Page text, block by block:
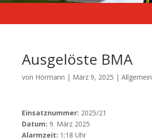
Ausgelöste BMA
von Hörmann | März 9, 2025 | Allgemein
Einsatznummer: 2025/21
Datum: 9. März 2025
Alarmzeit: 1:18 Uhr